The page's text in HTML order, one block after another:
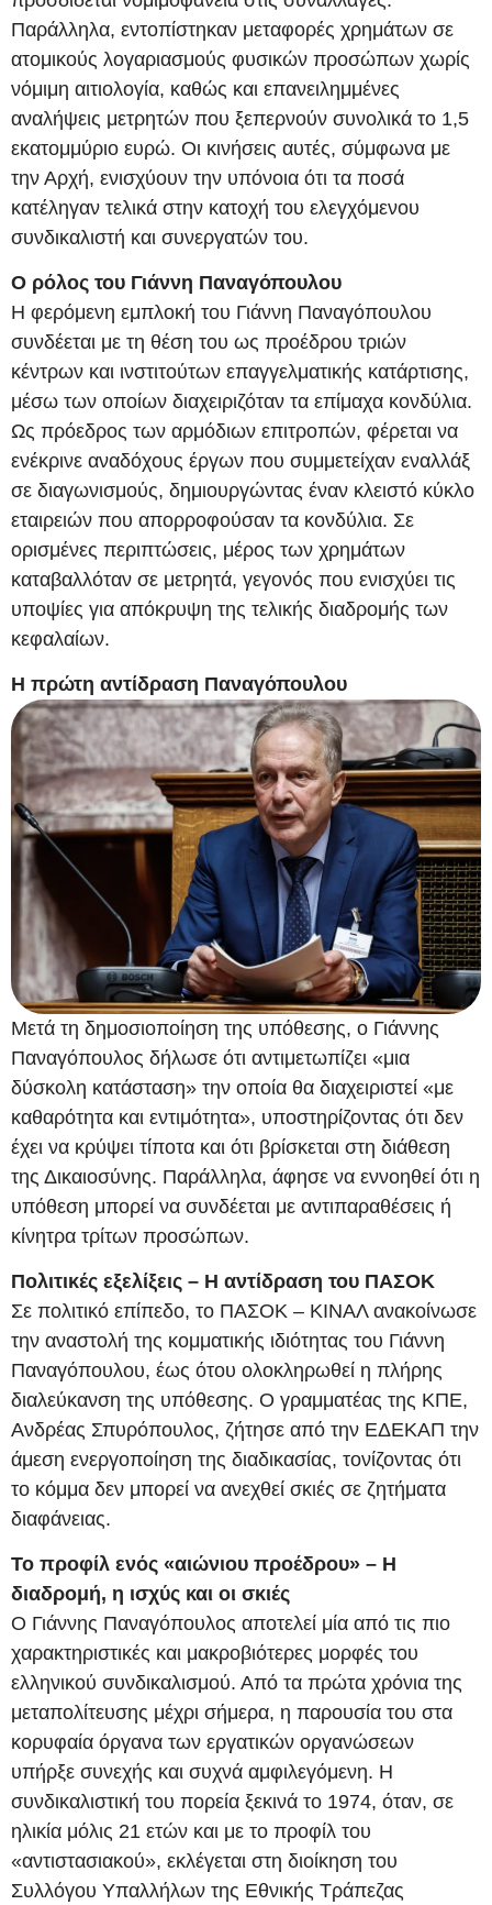
Παράλληλα, εντοπίστηκαν μεταφορές χρημάτων σε
ατομικούς λογαριασμούς φυσικών προσώπων χωρίς
νόμιμη αιτιολογία, καθώς και επανειλημμένες
αναλήψεις μετρητών που ξεπερνούν συνολικά το 1,5
εκατομμύριο ευρώ. Οι κινήσεις αυτές, σύμφωνα με
την Αρχή, ενισχύουν την υπόνοια ότι τα ποσά
κατέληγαν τελικά στην κατοχή του ελεγχόμενου
συνδικαλιστή και συνεργατών του.
Ο ρόλος του Γιάννη Παναγόπουλου
Η φερόμενη εμπλοκή του Γιάννη Παναγόπουλου
συνδέεται με τη θέση του ως προέδρου τριών
κέντρων και ινστιτούτων επαγγελματικής κατάρτισης,
μέσω των οποίων διαχειριζόταν τα επίμαχα κονδύλια.
Ως πρόεδρος των αρμόδιων επιτροπών, φέρεται να
ενέκρινε αναδόχους έργων που συμμετείχαν εναλλάξ
σε διαγωνισμούς, δημιουργώντας έναν κλειστό κύκλο
εταιρειών που απορροφούσαν τα κονδύλια. Σε
ορισμένες περιπτώσεις, μέρος των χρημάτων
καταβαλλόταν σε μετρητά, γεγονός που ενισχύει τις
υποψίες για απόκρυψη της τελικής διαδρομής των
κεφαλαίων.
Η πρώτη αντίδραση Παναγόπουλου
Μετά τη δημοσιοποίηση της υπόθεσης, ο Γιάννης
Παναγόπουλος δήλωσε ότι αντιμετωπίζει «μια
δύσκολη κατάσταση» την οποία θα διαχειριστεί «με
καθαρότητα και εντιμότητα», υποστηρίζοντας ότι δεν
έχει να κρύψει τίποτα και ότι βρίσκεται στη διάθεση
της Δικαιοσύνης. Παράλληλα, άφησε να εννοηθεί ότι η
υπόθεση μπορεί να συνδέεται με αντιπαραθέσεις ή
κίνητρα τρίτων προσώπων.
Πολιτικές εξελίξεις – Η αντίδραση του ΠΑΣΟΚ
Σε πολιτικό επίπεδο, το ΠΑΣΟΚ – ΚΙΝΑΛ ανακοίνωσε
την αναστολή της κομματικής ιδιότητας του Γιάννη
Παναγόπουλου, έως ότου ολοκληρωθεί η πλήρης
διαλεύκανση της υπόθεσης. Ο γραμματέας της ΚΠΕ,
Ανδρέας Σπυρόπουλος, ζήτησε από την ΕΔΕΚΑΠ την
άμεση ενεργοποίηση της διαδικασίας, τονίζοντας ότι
το κόμμα δεν μπορεί να ανεχθεί σκιές σε ζητήματα
διαφάνειας.
Το προφίλ ενός «αιώνιου προέδρου» – Η
διαδρομή, η ισχύς και οι σκιές
Ο Γιάννης Παναγόπουλος αποτελεί μία από τις πιο
χαρακτηριστικές και μακροβιότερες μορφές του
ελληνικού συνδικαλισμού. Από τα πρώτα χρόνια της
μεταπολίτευσης μέχρι σήμερα, η παρουσία του στα
κορυφαία όργανα των εργατικών οργανώσεων
υπήρξε συνεχής και συχνά αμφιλεγόμενη. Η
συνδικαλιστική του πορεία ξεκινά το 1974, όταν, σε
ηλικία μόλις 21 ετών και με το προφίλ του
«αντιστασιακού», εκλέγεται στη διοίκηση του
Συλλόγου Υπαλλήλων της Εθνικής Τράπεζας